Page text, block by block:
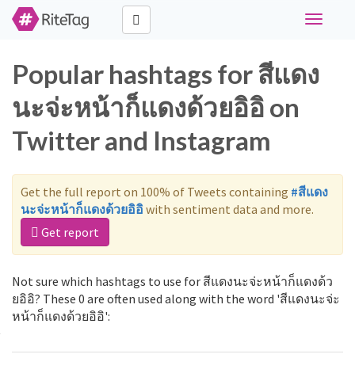
Toggle
Popular hashtags for สีแดง
นะจ่ะหน้าก็แดงด้วยอิอิ on
Twitter and Instagram
Get the full report on 100% of Tweets containing #สีแดง
นะจ่ะหน้าก็แดงด้วยอิอิwith sentiment data and more.
Get report
Not sure which hashtags to use for สีแดงนะจ่ะหน้าก็แดงด้ว
ยอิอิ? These 0 are often used along with the word 'สีแดงนะจ่ะ
หน้าก็แดงด้วยอิอิ':